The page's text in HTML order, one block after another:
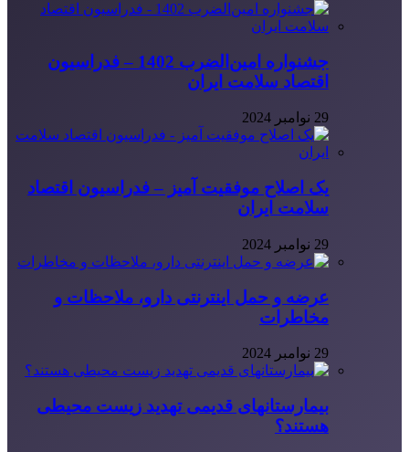
جشنواره امین‌الضرب 1402 – فدراسیون
اقتصاد سلامت ایران
29 نوامبر 2024
یک اصلاح موفقیت آمیز – فدراسیون اقتصاد
سلامت ایران
29 نوامبر 2024
عرضه و حمل اینترنتی دارو، ملاحظات و
مخاطرات
29 نوامبر 2024
بیمارستانهای قدیمی تهدید زیست محیطی
هستند؟